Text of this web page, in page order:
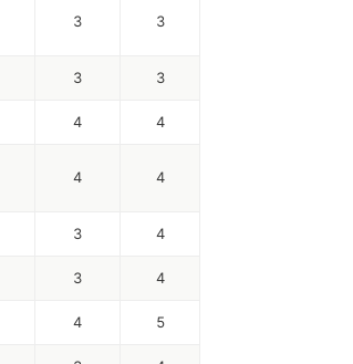
3 3
3 3
4 4
4 4
3 4
3 4
4 5